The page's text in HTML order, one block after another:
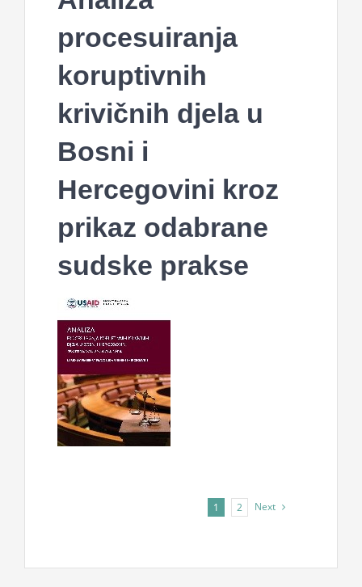
procesuiranja
koruptivnih
krivičnih djela u
Bosni i
Hercegovini kroz
prikaz odabrane
sudske prakse
1 2 Next